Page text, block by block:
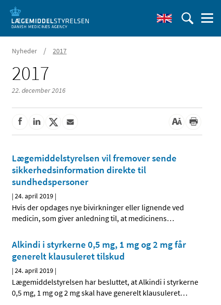
Nyheder / 2017
2017
22. december 2016
Lægemiddelstyrelsen vil fremover sende
sikkerhedsinformation direkte til
sundhedspersoner
|24. april 2019 |
Hvis der opdages nye bivirkninger eller lignende ved
medicin, som giver anledning til, at medicinens…
Alkindi i styrkerne 0,5 mg, 1 mg og 2 mg får
generelt klausuleret tilskud
|24. april 2019 |
Lægemiddelstyrelsen har besluttet, at Alkindi i styrkerne
0,5 mg, 1 mg og 2 mg skal have generelt klausuleret…